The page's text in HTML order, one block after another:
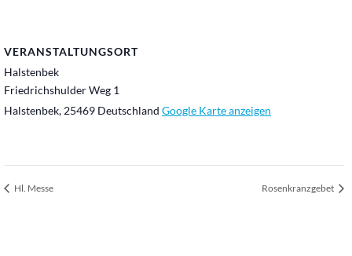
VERANSTALTUNGSORT
Halstenbek
Friedrichshulder Weg 1
Halstenbek, 25469 Deutschland Google Karte anzeigen
Hl. Messe Rosenkranzgebet